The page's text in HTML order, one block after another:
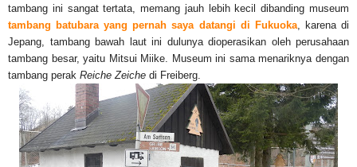
tambang ini sangat tertata, memang jauh lebih kecil dibanding museum
tambang batubara yang pernah saya datangi di Fukuoka, karena di
Jepang, tambang bawah laut ini dulunya dioperasikan oleh perusahaan
tambang besar, yaitu Mitsui Miike. Museum ini sama menariknya dengan
tambang perak Reiche Zeiche di Freiberg.